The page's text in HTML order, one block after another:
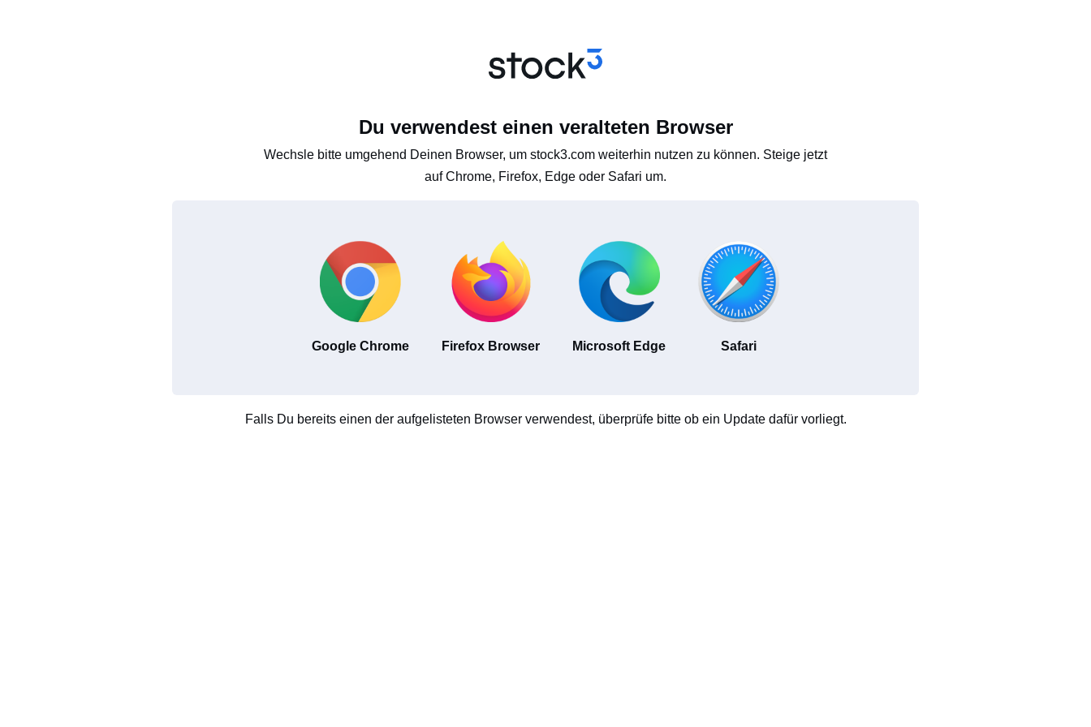
Du verwendest einen veralteten Browser
Wechsle bitte umgehend Deinen Browser, um stock3.com weiterhin nutzen zu können. Steige jetzt
auf Chrome, Firefox, Edge oder Safari um.
Google Chrome Firefox Browser Microsoft Edge Safari
Falls Du bereits einen der aufgelisteten Browser verwendest, überprüfe bitte ob ein Update dafür vorliegt.